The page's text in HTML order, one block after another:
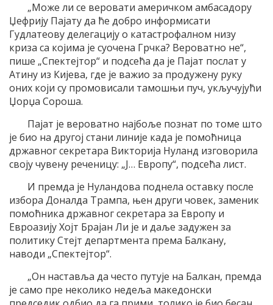
„Може ли се веровати америчком амбасадору
Џефрију Пајату да ће добро информисати
Гудлатеову делегацију о катастрофалном низу
криза са којима је суочена Грчка? Вероватно не“,
пише „Спектејтор“ и подсећа да је Пајат послат у
Атину из Кијева, где је важио за продужену руку
оних који су промовисали тамошњи пуч, укључујући
Џорџа Сороша.
Пајат је вероватно најбоље познат по томе што
је био на другој стани линије када је помоћница
државног секретара Викторија Нуланд изговорила
своју чувену реченицу: „Ј… Европу“, подсећа лист.
И премда је Нуландова поднела оставку после
избора Доналда Трампа, њен други човек, заменик
помоћника државног секретара за Европу и
Евроазију Хојт Брајан Ли је и даље задужен за
политику Стејт департмента према Балкану,
наводи „Спектејтор“.
„Он наставља да често путује на Балкан, премда
је само пре неколико недеља македонски